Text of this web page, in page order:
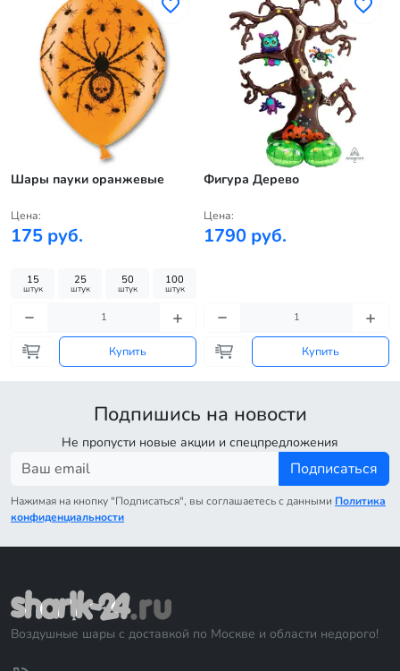
Шары пауки оранжевые
Цена:
175 руб.
15
штук
25
штук
50
штук
100
штук
Купить
Фигура Дерево
Цена:
1790 руб.
Купить
Подпишись на новости
Не пропусти новые акции и спецпредложения
Подписаться
Нажимая на кнопку "Подписаться", вы соглашаетесь с данными Политика
конфиденциальности
Воздушные шары с доставкой по Москве и области недорого!